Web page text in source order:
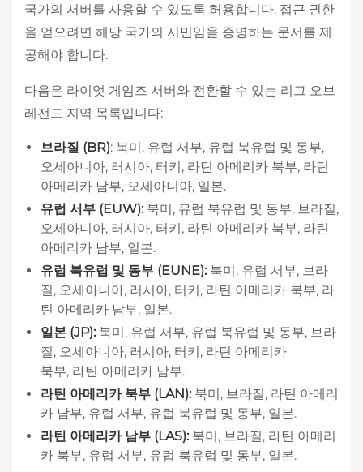
국가의 서버를 사용할 수 있도록 허용합니다. 접근 권한
을 얻으려면 해당 국가의 시민임을 증명하는 문서를 제
공해야 합니다.
다음은 라이엇 게임즈 서버와 전환할 수 있는 리그 오브
레전드 지역 목록입니다:
브라질 (BR): 북미, 유럽 서부, 유럽 북유럽 및 동부,
오세아니아, 러시아, 터키, 라틴 아메리카 북부, 라틴
아메리카 남부, 오세아니아, 일본.
유럽 서부 (EUW): 북미, 유럽 북유럽 및 동부, 브라질,
오세아니아, 러시아, 터키, 라틴 아메리카 북부, 라틴
아메리카 남부, 일본.
유럽 북유럽 및 동부 (EUNE): 북미, 유럽 서부, 브라
질, 오세아니아, 러시아, 터키, 라틴 아메리카 북부, 라
틴 아메리카 남부, 일본.
일본 (JP): 북미, 유럽 서부, 유럽 북유럽 및 동부, 브라
질, 오세아니아, 러시아, 터키, 라틴 아메리카
북부, 라틴 아메리카 남부.
라틴 아메리카 북부 (LAN): 북미, 브라질, 라틴 아메리
카 남부, 유럽 서부, 유럽 북유럽 및 동부, 일본.
라틴 아메리카 남부 (LAS): 북미, 브라질, 라틴 아메리
카 북부, 유럽 서부, 유럽 북유럽 및 동부, 일본.